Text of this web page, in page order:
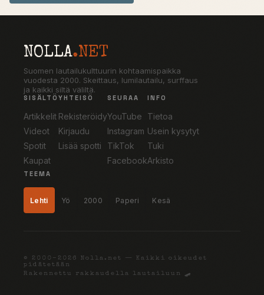
NOLLA.NET
Suomen lautailukulttuurin kohtaamispaikka
vuodesta 2000. Skeittaus, lumilautailu, surffaus
ja kaikki siltä väliltä.
SISÄLTÖ
Artikkelit
Videot
Spotit
Kaupat
YHTEISÖ
Rekisteröidy
Kirjaudu
Lisää spotti
SEURAA
YouTube
Instagram
TikTok
Facebook
INFO
Tietoa
Usein kysytyt
Tuki
Arkisto
TEEMA
Lehti Yö 2000 Paperi Kesä
© 2000–2026 Nolla.net — Kaikki oikeudet
pidätetään
Rakennettu rakkaudella lautailuun 🛹